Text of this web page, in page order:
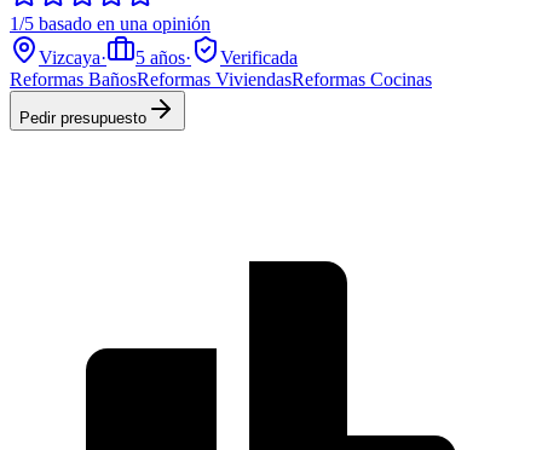
1/5 basado en una opinión
Vizcaya· 5 años·
Verificada
Reformas BañosReformas ViviendasReformas Cocinas
Pedir presupuesto